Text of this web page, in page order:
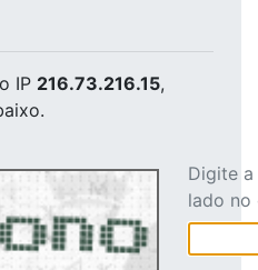
IP 216.73.216.15,
Digite
lado no